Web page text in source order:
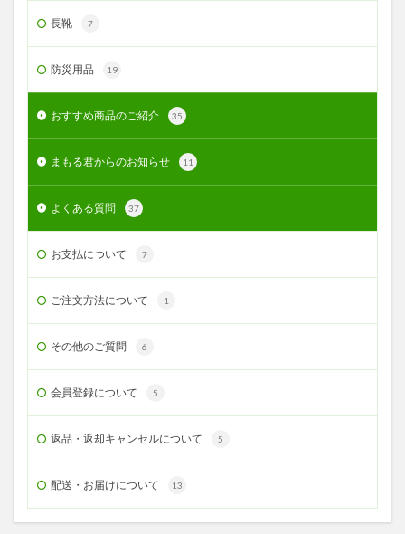
長靴 7
防災用品 19
おすすめ商品のご紹介 35
まもる君からのお知らせ 11
よくある質問 37
お支払について 7
ご注文方法について 1
その他のご質問 6
会員登録について 5
返品・返却キャンセルについて 5
配送・お届けについて 13